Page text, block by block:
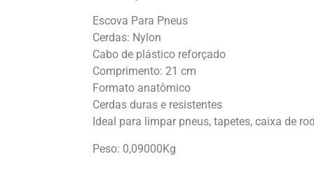
Escova Para Pneus
Cerdas: Nylon
Cabo de plástico reforçado
Comprimento: 21 cm
Formato anatômico
Cerdas duras e resistentes
Ideal para limpar pneus, tapetes, caixa de
Peso: 0,09000Kg